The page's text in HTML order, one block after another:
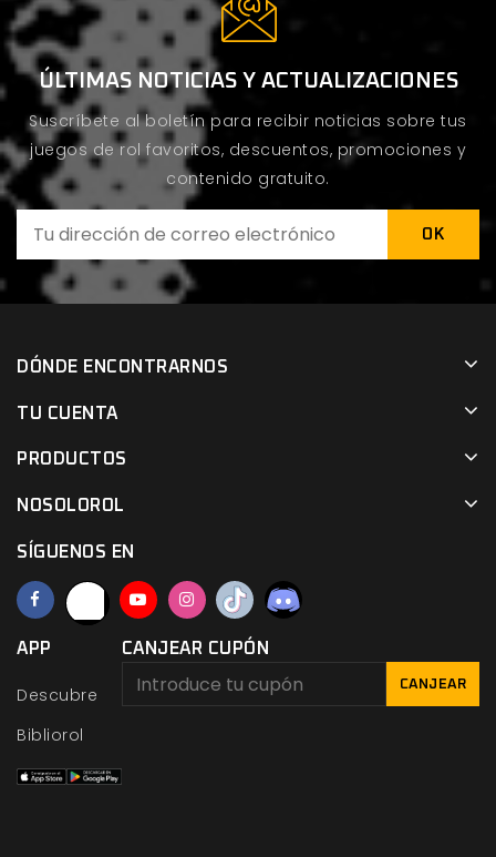
ÚLTIMAS NOTICIAS Y ACTUALIZACIONES
Suscríbete al boletín para recibir noticias sobre tus
juegos de rol favoritos, descuentos, promociones y
contenido gratuito.
DÓNDE ENCONTRARNOS
TU CUENTA
PRODUCTOS
NOSOLOROL
SÍGUENOS EN
APP
Descubre
Bibliorol
CANJEAR CUPÓN
CANJEAR